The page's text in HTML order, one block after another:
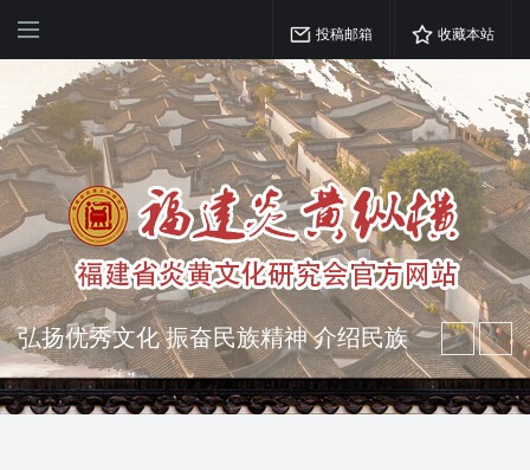
投稿邮箱 收藏本站
弘扬优秀文化 振奋民族精神 介绍民族
瑰宝 宣传中华精英
突出海西特色 报道台港澳侨 坚持古为